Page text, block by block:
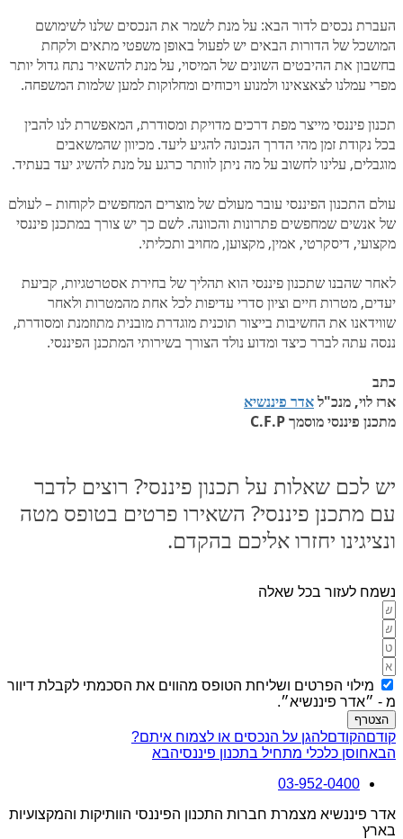
העברת נכסים לדור הבא: על מנת לשמר את הנכסים שלנו לשימושם
המושכל של הדורות הבאים יש לפעול באופן משפטי מתאים ולקחת
בחשבון את ההיבטים השונים של המיסוי, על מנת להשאיר נתח גדול יותר
מפרי עמלנו לצאצאינו ולמנוע ויכוחים ומחלוקות למען שלמות המשפחה.
תכנון פיננסי מייצר מפת דרכים מדויקת ומסודרת, המאפשרת לנו להבין
בכל נקודת זמן מהי הדרך הנכונה להגיע ליעד. מכיוון שהמשאבים
מוגבלים, עלינו לחשוב על מה ניתן לוותר כרגע על מנת להשיג יעד בעתיד.
עולם התכנון הפיננסי עובר מעולם של מוצרים המחפשים לקוחות – לעולם
של אנשים שמחפשים פתרונות והכוונה. לשם כך יש צורך במתכנן פיננסי
מקצועי, דיסקרטי, אמין, מקצוען, מחויב ותכליתי.
לאחר שהבנו שתכנון פיננסי הוא תהליך של בחירת אסטרטגיות, קביעת
יעדים, מטרות חיים וציון סדרי עדיפות לכל אחת מהמטרות ולאחר
שווידאנו את החשיבות בייצור תוכנית מוגדרת מובנית מתוזמנת ומסודרת,
ננסה עתה לברר כיצד ומדוע נולד הצורך בשירותי המתכנן הפיננסי.
כתב
ארז לוי, מנכ"לאדר פיננשיא
מתכנן פיננסי מוסמך C.F.P
יש לכם שאלות על תכנון פיננסי? רוצים לדבר
עם מתכנן פיננסי? השאירו פרטים בטופס מטה
ונציגינו יחזרו אליכם בהקדם.
נשמח לעזור בכל שאלה
מילוי הפרטים ושליחת הטופס מהווים את הסכמתי לקבלת דיוור
מ - ״אדר פיננשיא״.
הצטרף
קודםהקודםלהגן על הנכסים או לצמוח איתם?
הבאחוסן כלכלי מתחיל בתכנון פיננסיהבא
03-952-0400
אדר פיננשיא מצמרת חברות התכנון הפיננסי הוותיקות והמקצועיות
בארץ